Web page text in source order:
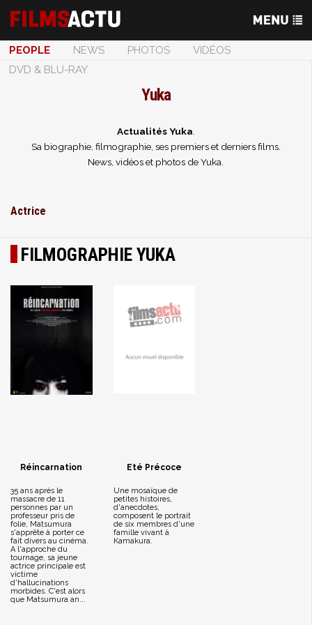
PEOPLE NEWS PHOTOS
VIDÉOS
DVD & BLU-RAY
Yuka
Actualités Yuka
Sa biographie, filmographie, ses premiers et derniers films.
News, vidéos et photos de Yuka.
Actrice
FILMOGRAPHIE YUKA
Réincarnation
35 ans après le
massacre de 11
personnes par un
professeur pris de
folie, Matsumura
s'apprête à porter ce
fait divers au cinéma.
A l'approche du
tournage, sa jeune
actrice principale est
victime
d'hallucinations
morbides. C'est alors
que Matsumura an...
Eté Précoce
Une mosaïque de
petites histoires,
d'anecdotes,
composent le portrait
de six membres d'une
famille vivant à
Kamakura.